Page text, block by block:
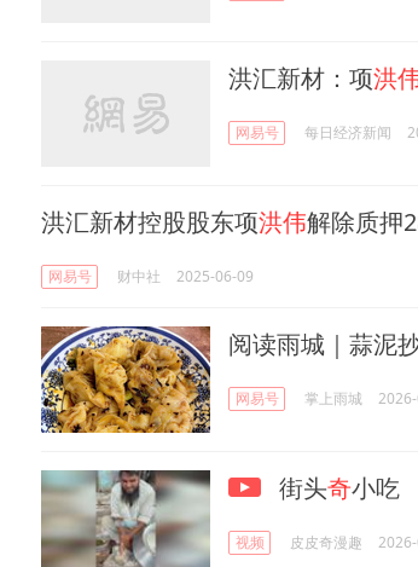
洪汇新材：项洪
网易号 每日经济新闻
洪汇新材控股股东项洪伟解除质押
网易号 财中社 2025-06-09
阅读雨城｜蒜
网易号 掌上雨城
街头奇小吃
视频 皮皮奇漫趣